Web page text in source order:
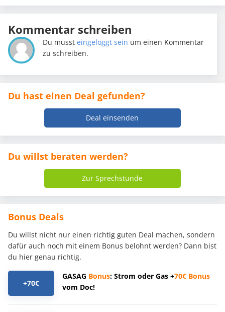
Kommentar schreiben
Du mussteingeloggt sein um einen Kommentar
zu schreiben.
Du hast einen Deal gefunden?
Deal einsenden
Du willst beraten werden?
Zur Sprechstunde
Bonus Deals
Du willst nicht nur einen richtig guten Deal machen, sondern
dafür auch noch mit einem Bonus belohnt werden? Dann bist
du hier genau richtig.
+70€
GASAG Bonus: Strom oder Gas +70€ Bonus
vom Doc!